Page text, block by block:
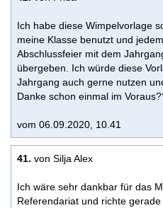
Ich habe diese Wimpelvorlage
meine Klasse benutzt und
Abschlussfeier mit dem
übergeben. Ich würde diese
Jahrgang auch gerne nutzen
Danke schon einmal im
vom 06.09.2020, 10.41
41. von Silja Alex
Ich wäre sehr dankbar für das
Referendariat und richte